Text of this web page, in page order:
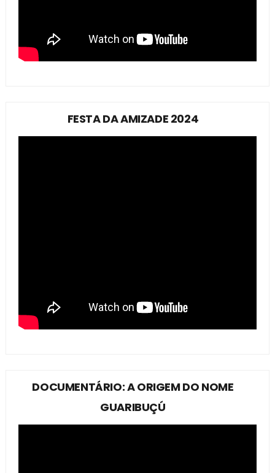
FESTA DA AMIZADE 2024
DOCUMENTÁRIO: A ORIGEM DO NOME
GUARIBUÇÚ